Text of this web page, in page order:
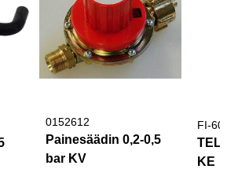
0152612
Painesäädin 0,2-0,5
bar KV
FI-
KE